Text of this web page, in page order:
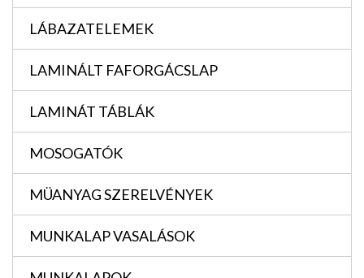
LÁBAZATELEMEK
LAMINÁLT FAFORGÁCSLAP
LAMINÁT TÁBLÁK
MOSOGATÓK
MÜANYAG SZERELVÉNYEK
MUNKALAP VASALÁSOK